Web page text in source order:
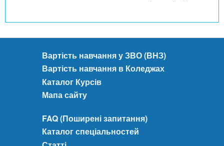
Вартість навчання у ЗВО (ВНЗ)
Вартість навчання в Коледжах
Каталог Курсів
Мапа сайту
FAQ (Поширені запитання)
Каталог спеціальностей